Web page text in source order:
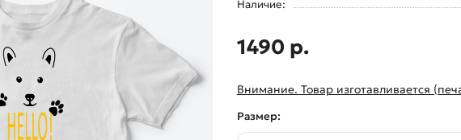
Наличие:
1490 р.
Внимание. Товар изготавливается
Размер: